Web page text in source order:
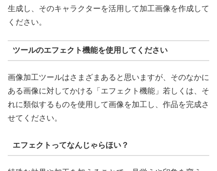
生成し、そのキャラクターを活用して加工画像を作成して
ください。
ツールのエフェクト機能を使用してください
画像加工ツールはさまざまあると思いますが、そのなかに
ある画像に対してかける「エフェクト機能」若しくは、そ
れに類似するものを使用して画像を加工し、作品を完成さ
せてください。
エフェクトってなんじゃらほい？